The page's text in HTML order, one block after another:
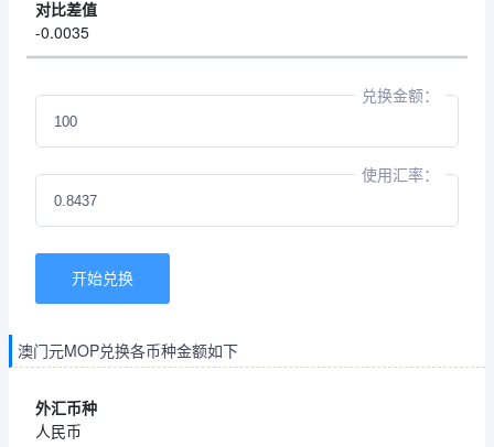
-0.0035
兑换金额：
使用汇率：
澳门元MOP兑换各币种金额如下
人民币